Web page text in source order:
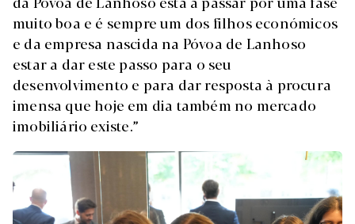
muito boa e é sempre um dos filhos económicos
e da empresa nascida na Póvoa de Lanhoso
estar a dar este passo para o seu
desenvolvimento e para dar resposta à procura
imensa que hoje em dia também no mercado
imobiliário existe.”